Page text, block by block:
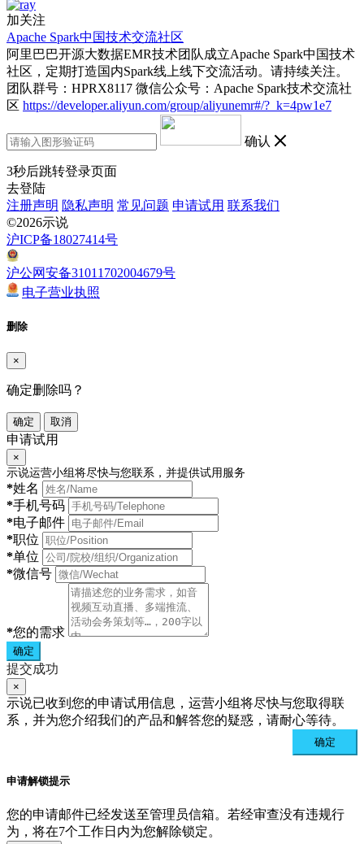
加关注
Apache Spark中国技术交流社区
阿里巴巴开源大数据EMR技术团队成立Apache Spark中国技术
社区，定期打造国内Spark线上线下交流活动。请持续关注。
团队群号：HPRX8117 微信公众号：Apache Spark技术交流社
区 https://developer.aliyun.com/group/aliyunemr#/?_k=4pw1e7
确认
3秒后跳转登录页面
去登陆
注册声明 隐私声明 常见问题 申请试用 联系我们
©2026示说
沪ICP备18027414号
沪公网安备31011702004679号
电子营业执照
删除
×
确定删除吗？
确定 取消
申请试用
×
示说运营小组将尽快与您联系，并提供试用服务
*姓名
*手机号码
*电子邮件
*职位
*单位
*微信号
*您的需求
确定
提交成功
×
示说已收到您的申请试用信息，运营小组将尽快与您取得联
系，并为您介绍我们的产品和解答您的疑惑，请耐心等待。
确定
申请解锁提示
您的申请邮件已经发送至管理员信箱。若经审查没有违规行
为，将在7个工作日内为您解除锁定。